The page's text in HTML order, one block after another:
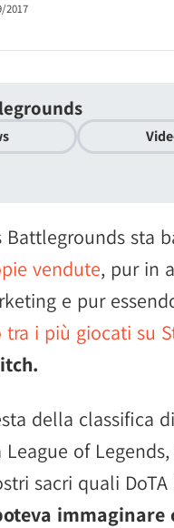
2017
Battlegrounds sta
vendute, pur in
e pur
tra i più giocati su
della classifica
of
sacri quali